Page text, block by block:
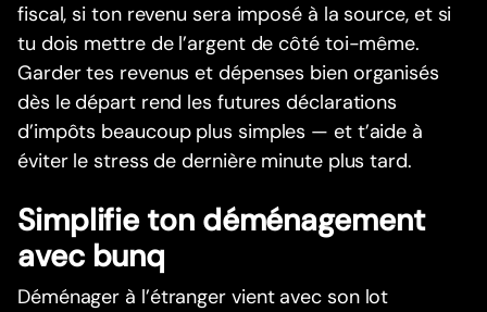
fiscal, si ton revenu sera imposé à la source, et si
tu dois mettre de l’argent de côté toi-même.
Garder tes revenus et dépenses bien organisés
dès le départ rend les futures déclarations
d’impôts beaucoup plus simples — et t’aide à
éviter le stress de dernière minute plus tard.
Simplifie ton déménagement
avec bunq
Déménager à l’étranger vient avec son lot